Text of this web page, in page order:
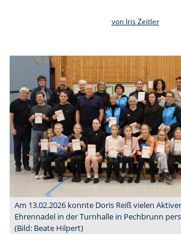
von Iris Zeitler
Am 13.02.2026 konnte Doris Reiß vielen
Ehrennadel in der Turnhalle in Pechbrunn
(Bild: Beate Hilpert)